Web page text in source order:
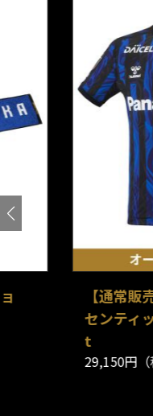
【通常
センティ
t
29,150円（